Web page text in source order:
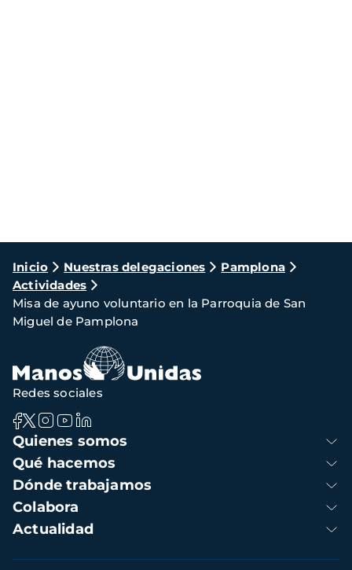
Ruta
de
navegación
Inicio Nuestras delegaciones
Pamplona
Actividades
Misa de ayuno voluntario en la Parroquia de San
Miguel de Pamplona
Navegación
principal
Quienes somos
Qué hacemos
Dónde trabajamos
Colabora
Actualidad
Redes sociales